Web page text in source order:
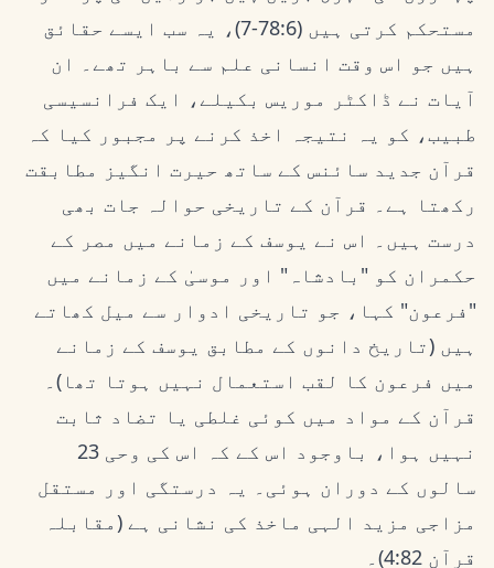
مستحکم کرتی ہیں (78:6-7)، یہ سب ایسے حقائق
ہیں جو اس وقت انسانی علم سے باہر تھے۔ ان
آیات نے ڈاکٹر موریس بکیلے، ایک فرانسیسی
طبیب، کو یہ نتیجہ اخذ کرنے پر مجبور کیا کہ
قرآن جدید سائنس کے ساتھ حیرت انگیز مطابقت
رکھتا ہے۔ قرآن کے تاریخی حوالہ جات بھی
درست ہیں۔ اس نے یوسف کے زمانے میں مصر کے
حکمران کو "بادشاہ" اور موسیٰ کے زمانے میں
"فرعون" کہا، جو تاریخی ادوار سے میل کھاتے
ہیں (تاریخ دانوں کے مطابق یوسف کے زمانے
میں فرعون کا لقب استعمال نہیں ہوتا تھا)۔
قرآن کے مواد میں کوئی غلطی یا تضاد ثابت
نہیں ہوا، باوجود اس کے کہ اس کی وحی 23
سالوں کے دوران ہوئی۔ یہ درستگی اور مستقل
مزاجی مزید الہی ماخذ کی نشانی ہے (مقابلہ
قرآن 4:82)۔